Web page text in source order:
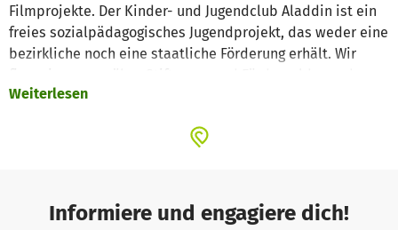
Filmprojekte. Der Kinder- und Jugendclub Aladdin ist ein
freies sozialpädagogisches Jugendprojekt, das weder eine
bezirkliche noch eine staatliche Förderung erhält. Wir
Spenden.
Weiterlesen
Informiere und engagiere dich!